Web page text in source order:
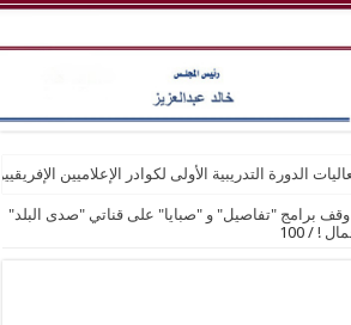
الدورة التدريبية الأولى لكوادر الإعلاميين
: وقف برامج "تفاصيل" و "صبايا" على قناتي "صدى البلد"
!
/
100